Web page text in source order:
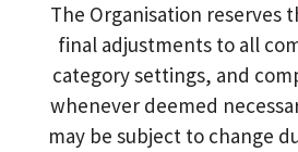
The Organisation reserves
final adjustments to all
category settings, and
whenever deemed
may be subject to change